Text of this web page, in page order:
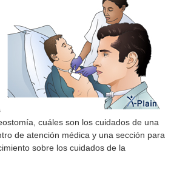
cuáles son los cuidados de una
de atención médica y una sección para
sobre los cuidados de la